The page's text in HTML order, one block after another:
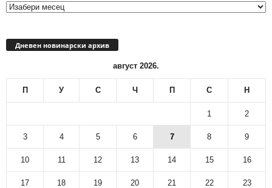
Дневен новинарски архив
август 2026.
П У С Ч П С Н
1 2
3 4 5 6 7 8 9
10 11 12 13 14 15 16
17 18 19 20 21 22 23